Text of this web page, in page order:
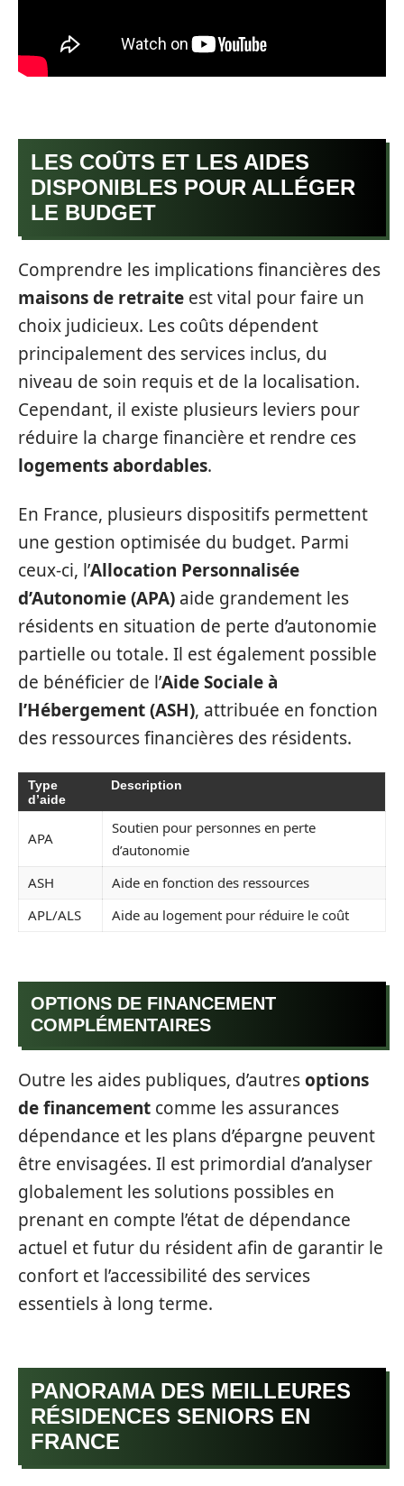
LES COÛTS ET LES AIDES
DISPONIBLES POUR ALLÉGER
LE BUDGET
Comprendre les implications financières des
maisons de retraite est vital pour faire un
choix judicieux. Les coûts dépendent
principalement des services inclus, du
niveau de soin requis et de la localisation.
Cependant, il existe plusieurs leviers pour
réduire la charge financière et rendre ces
logements abordables.
En France, plusieurs dispositifs permettent
une gestion optimisée du budget. Parmi
ceux-ci, l’Allocation Personnalisée
d’Autonomie (APA) aide grandement les
résidents en situation de perte d’autonomie
partielle ou totale. Il est également possible
de bénéficier de l’Aide Sociale à
l’Hébergement (ASH), attribuée en fonction
des ressources financières des résidents.
Type
d’aide
Description
APA
Soutien pour personnes en perte
d’autonomie
ASH
Aide en fonction des ressources
APL/ALS
Aide au logement pour réduire le coût
OPTIONS DE FINANCEMENT
COMPLÉMENTAIRES
Outre les aides publiques, d’autresoptions
de financement comme les assurances
dépendance et les plans d’épargne peuvent
être envisagées. Il est primordial d’analyser
globalement les solutions possibles en
prenant en compte l’état de dépendance
actuel et futur du résident afin de garantir le
confort et l’accessibilité des services
essentiels à long terme.
PANORAMA DES MEILLEURES
RÉSIDENCES SENIORS EN
FRANCE